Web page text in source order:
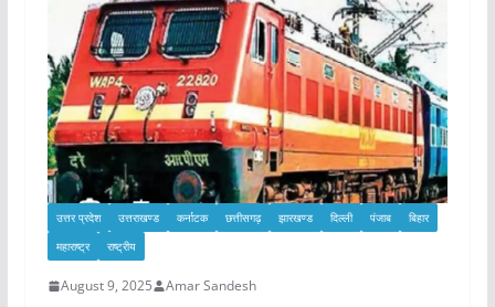
उत्तर प्रदेश उत्तराखण्ड कर्नाटक छत्तीसगढ़ झारखण्ड दिल्ली पंजाब
बिहार
महाराष्ट्र
राष्ट्रीय
August 9, 2025 Amar Sandesh